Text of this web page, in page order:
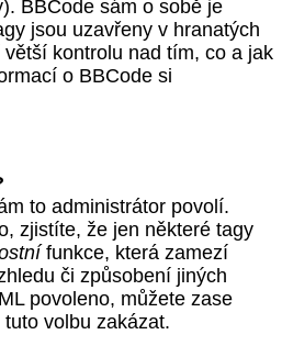
BBCode sám o sobě je
jsou uzavřeny v hranatých
kontrolu nad tím, co a jak
o BBCode si
to administrátor povolí.
zjistíte, že jen některé tagy
funkce, která zamezí
či způsobení jiných
povoleno, můžete zase
volbu zakázat.